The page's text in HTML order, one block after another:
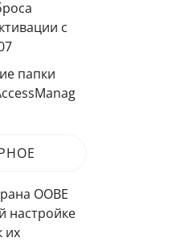
с
папки
OOBE
настройке
их